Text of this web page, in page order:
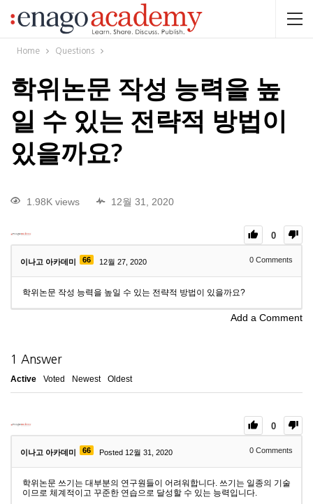
Home Questions
학위논문 작성 능력을 높
일 수 있는 전략적 방법이
있을까요?
1.98K views 12월 31, 2020
0
이나고 아카데미 66 12월 27, 2020 0 Comments
학위논문 작성 능력을 높일 수 있는 전략적 방법이 있을까요?
Add a Comment
1 Answer
Active Voted Newest Oldest
0
이나고 아카데미 66 Posted 12월 31, 2020 0 Comments
학위논문 쓰기는 대부분의 연구원들이 어려워합니다. 쓰기는 일종의 기술
이므로 체계적이고 꾸준한 연습으로 달성할 수 있는 능력입니다.